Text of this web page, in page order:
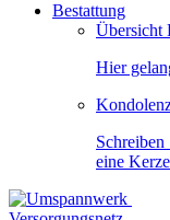
Bestattung
Übersicht
Hier
Schreiben
eine